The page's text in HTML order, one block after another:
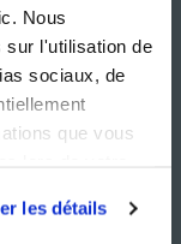
Nous
sur l'utilisation de
sociaux, de
que vous
les détails